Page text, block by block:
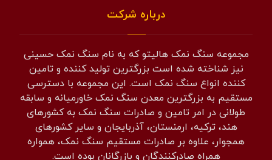
درباره شرکت
مجموعه سنگ نمک هالیتو که به نام سنگ نمک حسینی
نیز شناخته شده است بزرگترین تولید کننده و تامین
کننده انواع سنگ نمک است. این مجموعه با دسترسی
مستقیم به بزرگترین معدن سنگ نمک خاورمیانه و سابقه
طولانی در امر تامین و صادرات سنگ نمک به کشورهای
هند، ترکیه، ارمنستان، آذربایجان و سایر کشورهای
همجوار، علاوه بر صادرات مستقیم سنگ نمک، همواره
همراه صادرکنندگان و بازرگانان بوده است.